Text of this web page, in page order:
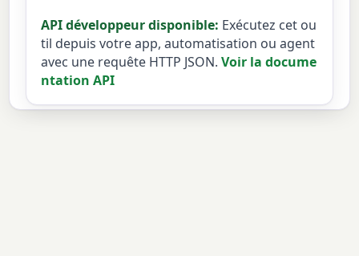
API développeur disponible: Exécutez cet ou
til depuis votre app, automatisation ou agent
avec une requête HTTP JSON. Voir la docume
ntation API